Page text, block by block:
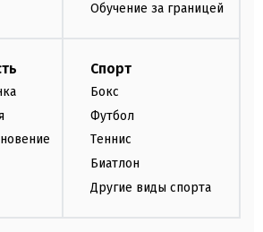
Обучение за границей
Спорт
Бокс
Футбол
Теннис
Биатлон
Другие виды спорта